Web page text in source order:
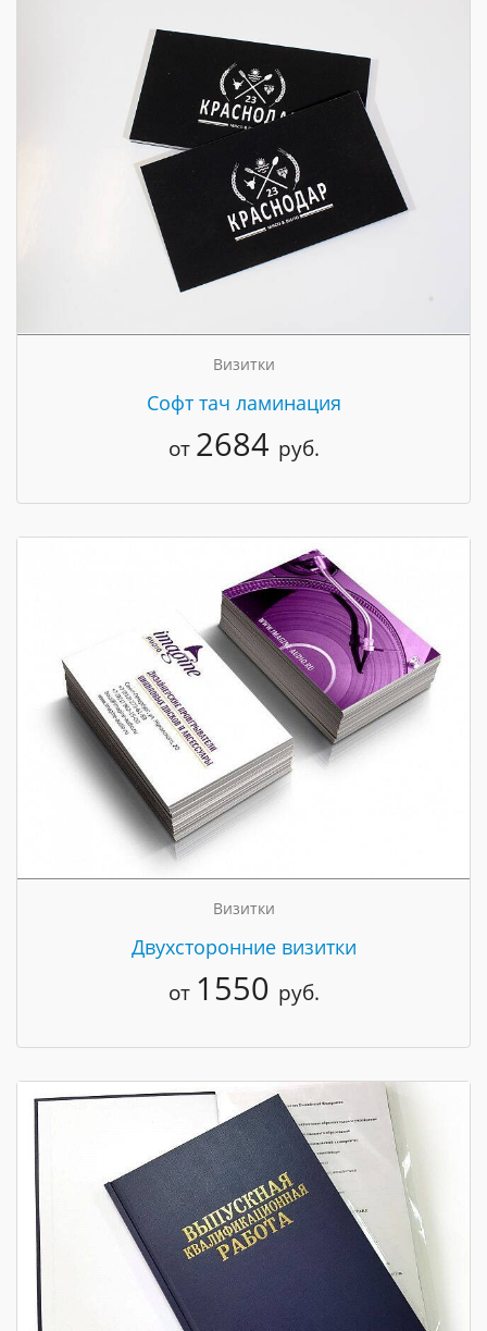
Визитки
Cофт тач ламинация
от 2684 руб.
Визитки
Двухсторонние визитки
от 1550 руб.